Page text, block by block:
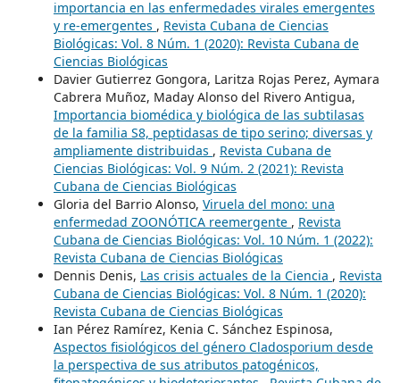
importancia en las enfermedades virales emergentes
y re-emergentes , Revista Cubana de Ciencias
Biológicas: Vol. 8 Núm. 1 (2020): Revista Cubana de
Ciencias Biológicas
Davier Gutierrez Gongora, Laritza Rojas Perez, Aymara
Cabrera Muñoz, Maday Alonso del Rivero Antigua,
Importancia biomédica y biológica de las subtilasas
de la familia S8, peptidasas de tipo serino; diversas y
ampliamente distribuidas , Revista Cubana de
Ciencias Biológicas: Vol. 9 Núm. 2 (2021): Revista
Cubana de Ciencias Biológicas
Gloria del Barrio Alonso, Viruela del mono: una
enfermedad ZOONÓTICA reemergente , Revista
Cubana de Ciencias Biológicas: Vol. 10 Núm. 1 (2022):
Revista Cubana de Ciencias Biológicas
Dennis Denis, Las crisis actuales de la Ciencia , Revista
Cubana de Ciencias Biológicas: Vol. 8 Núm. 1 (2020):
Revista Cubana de Ciencias Biológicas
Ian Pérez Ramírez, Kenia C. Sánchez Espinosa,
Aspectos fisiológicos del género Cladosporium desde
la perspectiva de sus atributos patogénicos,